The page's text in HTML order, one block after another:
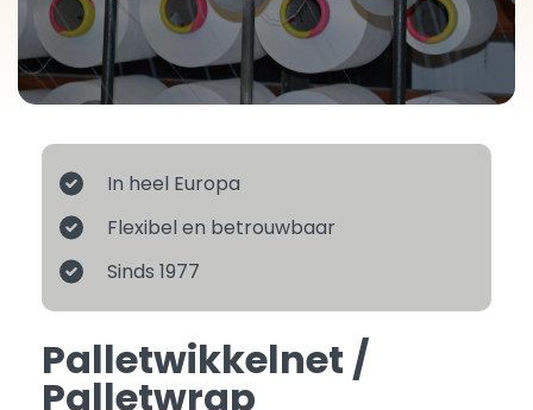
In heel Europa
Flexibel en betrouwbaar
Sinds 1977
Palletwikkelnet /
Palletwrap
Netten voor vlees- en kipverwerkende
industrie